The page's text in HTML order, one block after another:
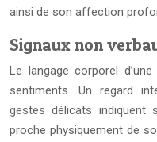
ainsi de son affection
Signaux non
Le langage corporel
sentiments. Un regard
gestes délicats indiquent
proche physiquement de